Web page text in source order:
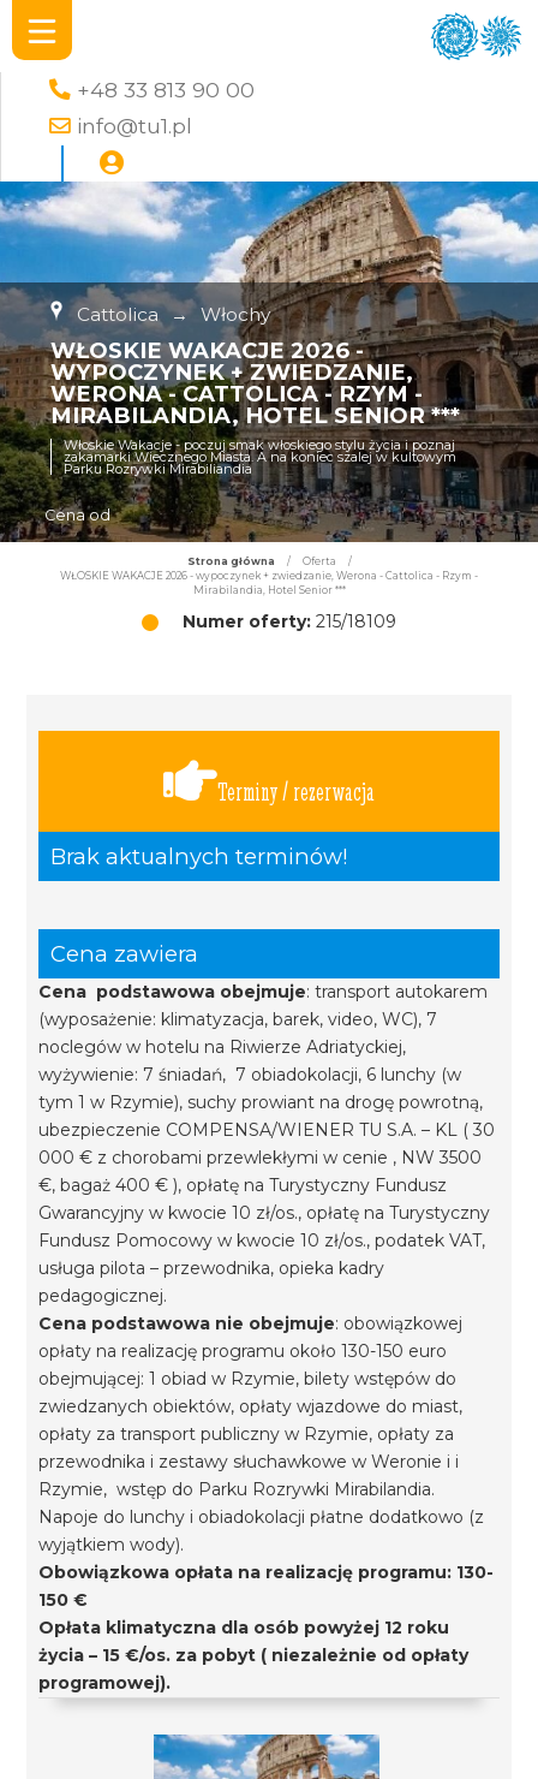
+48 33 813 90 00
info@tu1.pl
Cattolica → Włochy
WŁOSKIE WAKACJE 2026 -
WYPOCZYNEK + ZWIEDZANIE,
WERONA - CATTOLICA - RZYM -
MIRABILANDIA, HOTEL SENIOR ***
Włoskie Wakacje - poczuj smak włoskiego stylu życia i poznaj
zakamarki Wiecznego Miasta. A na koniec szalej w kultowym
Parku Rozrywki Mirabiliandia
Cena od
Strona główna / Oferta
/
WŁOSKIE WAKACJE 2026 - wypoczynek + zwiedzanie, Werona - Cattolica - Rzym -
Mirabilandia, Hotel Senior ***
Numer oferty: 215/18109
Terminy / rezerwacja
Brak aktualnych terminów!
Cena zawiera
Cena podstawowa obejmuje: transport autokarem
(wyposażenie: klimatyzacja, barek, video, WC), 7
noclegów w hotelu na Riwierze Adriatyckiej,
wyżywienie: 7 śniadań, 7 obiadokolacji, 6 lunchy (w
tym 1 w Rzymie), suchy prowiant na drogę powrotną,
ubezpieczenie COMPENSA/WIENER TU S.A. – KL ( 30
000 € z chorobami przewlekłymi w cenie , NW 3500
€, bagaż 400 € ), opłatę na Turystyczny Fundusz
Gwarancyjny w kwocie 10 zł/os., opłatę na Turystyczny
Fundusz Pomocowy w kwocie 10 zł/os., podatek VAT,
usługa pilota – przewodnika, opieka kadry
pedagogicznej.
Cena podstawowa nie obejmuje: obowiązkowej
opłaty na realizację programu około 130-150 euro
obejmującej: 1 obiad w Rzymie, bilety wstępów do
zwiedzanych obiektów, opłaty wjazdowe do miast,
opłaty za transport publiczny w Rzymie, opłaty za
przewodnika i zestawy słuchawkowe w Weronie i i
Rzymie, wstęp do Parku Rozrywki Mirabilandia.
Napoje do lunchy i obiadokolacji płatne dodatkowo (z
wyjątkiem wody).
Obowiązkowa opłata na realizację programu: 130-
150 €
Opłata klimatyczna dla osób powyżej 12 roku
życia – 15 €/os. za pobyt ( niezależnie od opłaty
programowej).